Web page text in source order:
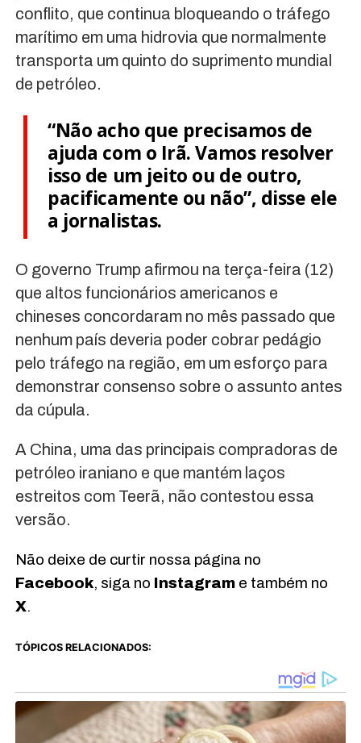
conflito, que continua bloqueando o tráfego
marítimo em uma hidrovia que normalmente
transporta um quinto do suprimento mundial
de petróleo.
“Não acho que precisamos de
ajuda com o Irã. Vamos resolver
isso de um jeito ou de outro,
pacificamente ou não”, disse ele
a jornalistas.
O governo Trump afirmou na terça-feira (12)
que altos funcionários americanos e
chineses concordaram no mês passado que
nenhum país deveria poder cobrar pedágio
pelo tráfego na região, em um esforço para
demonstrar consenso sobre o assunto antes
da cúpula.
A China, uma das principais compradoras de
petróleo iraniano e que mantém laços
estreitos com Teerã, não contestou essa
versão.
Não deixe de curtir nossa página no
Facebook, siga no Instagrame também no
X.
TÓPICOS RELACIONADOS: